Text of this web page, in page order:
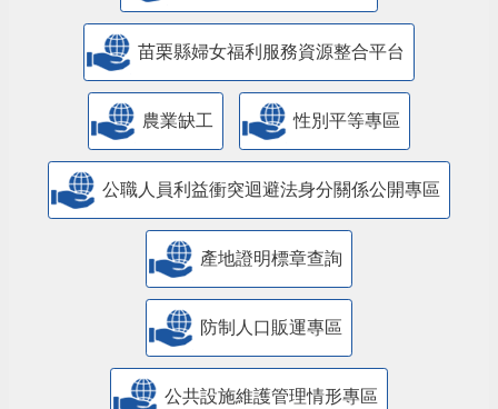
苗栗縣婦女福利服務資源整合平台
農業缺工 性別平等專區
公職人員利益衝突迴避法身分關係公開專區
產地證明標章查詢
防制人口販運專區
​公共設施維護管理情形專區